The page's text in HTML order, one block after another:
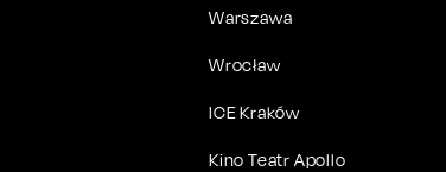
Warszawa
Wrocław
ICE Kraków
Kino Teatr Apollo